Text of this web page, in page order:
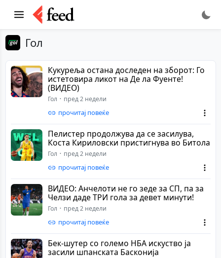
Гол
Кукуреља остана доследен на зборот: Го
истетовира ликот на Де ла Фуенте!
(ВИДЕО)
Гол пред 2 недели
прочитај повеќе
Пелистер продолжува да се засилува,
Коста Кириловски пристигнува во Битола
Гол пред 2 недели
прочитај повеќе
ВИДЕО: Анчелоти не го зеде за СП, па за
Челзи даде ТРИ гола за девет минути!
Гол пред 2 недели
прочитај повеќе
Бек-шутер со големо НБА искуство ја
засили шпанската Басконија